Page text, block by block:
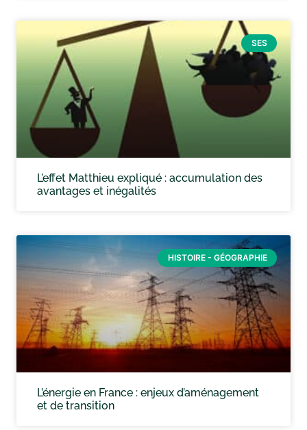
SES
L’effet Matthieu expliqué : accumulation des
avantages et inégalités
HISTOIRE - GÉOGRAPHIE
L’énergie en France : enjeux d’aménagement
et de transition